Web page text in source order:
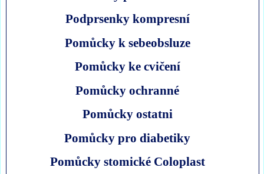
Podprsenky kompresní
Pomůcky k sebeobsluze
Pomůcky ke cvičení
Pomůcky ochranné
Pomůcky ostatni
Pomůcky pro diabetiky
Pomůcky stomické Coloplast